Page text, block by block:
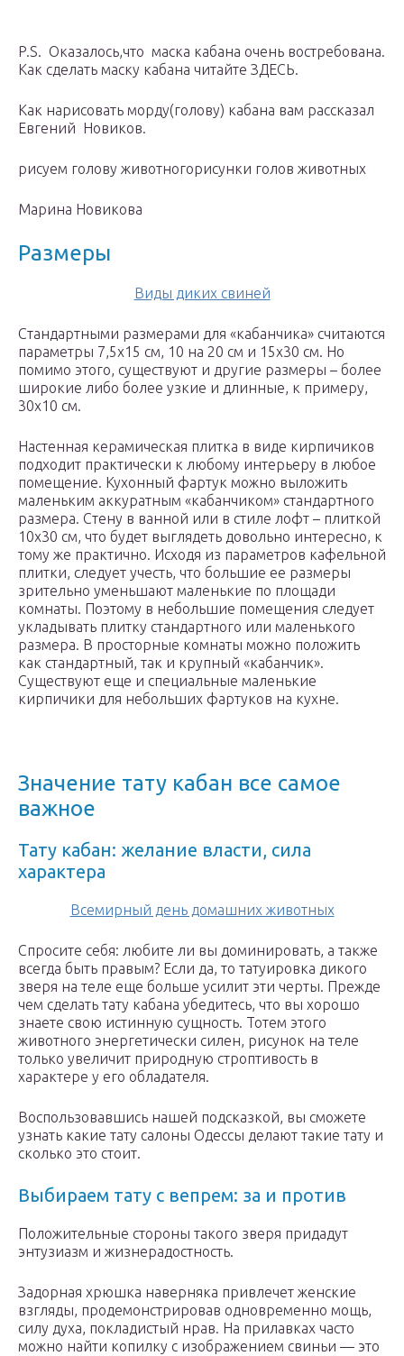
P.S. Оказалось,что маска кабана очень востребована.
Как сделать маску кабана читайте ЗДЕСЬ.
Как нарисовать морду(голову) кабана вам рассказал
Евгений Новиков.
рисуем голову животногорисунки голов животных
Марина Новикова
Размеры
Виды диких свиней
Стандартными размерами для «кабанчика» считаются
параметры 7,5х15 см, 10 на 20 см и 15х30 см. Но
помимо этого, существуют и другие размеры – более
широкие либо более узкие и длинные, к примеру,
30х10 см.
Настенная керамическая плитка в виде кирпичиков
подходит практически к любому интерьеру в любое
помещение. Кухонный фартук можно выложить
маленьким аккуратным «кабанчиком» стандартного
размера. Стену в ванной или в стиле лофт – плиткой
10х30 см, что будет выглядеть довольно интересно, к
тому же практично. Исходя из параметров кафельной
плитки, следует учесть, что большие ее размеры
зрительно уменьшают маленькие по площади
комнаты. Поэтому в небольшие помещения следует
укладывать плитку стандартного или маленького
размера. В просторные комнаты можно положить
как стандартный, так и крупный «кабанчик».
Существуют еще и специальные маленькие
кирпичики для небольших фартуков на кухне.
Значение тату кабан все самое
важное
Тату кабан: желание власти, сила
характера
Всемирный день домашних животных
Спросите себя: любите ли вы доминировать, а также
всегда быть правым? Если да, то татуировка дикого
зверя на теле еще больше усилит эти черты. Прежде
чем сделать тату кабана убедитесь, что вы хорошо
знаете свою истинную сущность. Тотем этого
животного энергетически силен, рисунок на теле
только увеличит природную строптивость в
характере у его обладателя.
Воспользовавшись нашей подсказкой, вы сможете
узнать какие тату салоны Одессы делают такие тату и
сколько это стоит.
Выбираем тату с вепрем: за и против
Положительные стороны такого зверя придадут
энтузиазм и жизнерадостность.
Задорная хрюшка наверняка привлечет женские
взгляды, продемонстрировав одновременно мощь,
силу духа, покладистый нрав. На прилавках часто
можно найти копилку с изображением свиньи — это